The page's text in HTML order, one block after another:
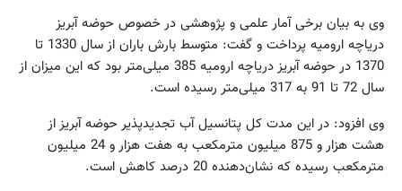
وی به بیان برخی آمار علمی و پژوهشی در خصوص حوضه آبریز
دریاچه ارومیه پرداخت و گفت: متوسط بارش باران از سال 1330 تا
1370 در حوضه آبریز دریاچه ارومیه 385 میلی‌متر بود که این میزان از
سال 72 تا 91 به 317 میلی‌متر رسیده است.
وی افزود: در این مدت کل پتانسیل آب تجدیدپذیر حوضه آبریز از
هشت هزار و 875 میلیون مترمکعب به هفت هزار و 24 میلیون
مترمکعب رسیده که نشان‌دهنده 20 درصد کاهش است.